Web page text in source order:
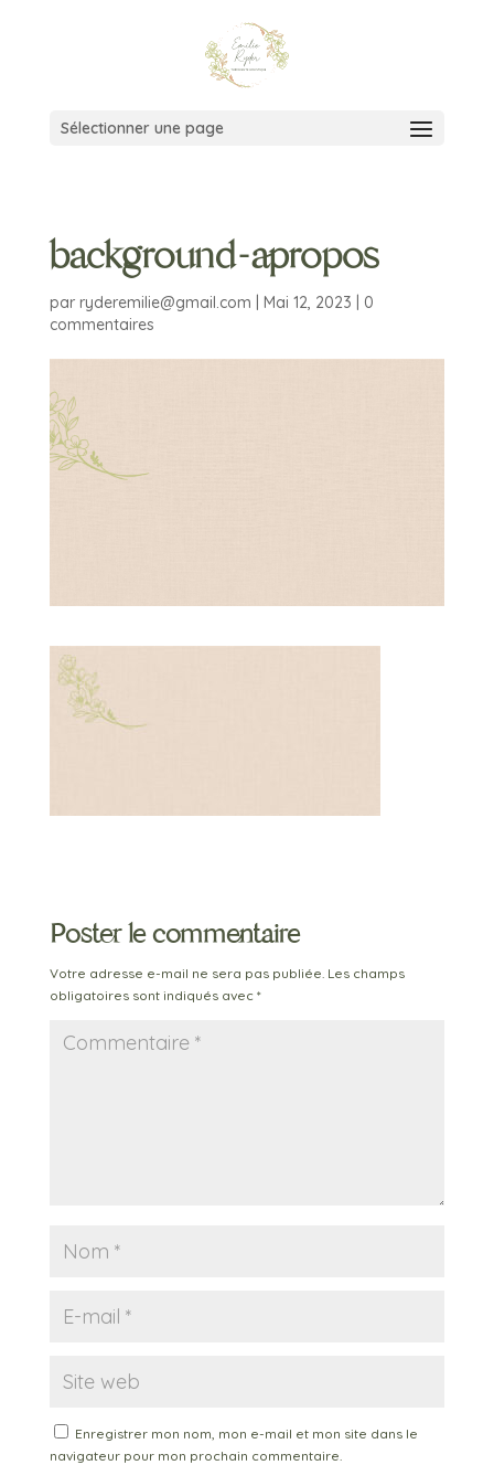
Sélectionner une page
background-apropos
par ryderemilie@gmail.com Mai 12, 2023
0
commentaires
Poster le commentaire
Votre adresse e-mail ne sera pas publiée. Les champs
obligatoires sont indiqués avec *
Enregistrer mon nom, mon e-mail et mon site dans le
navigateur pour mon prochain commentaire.